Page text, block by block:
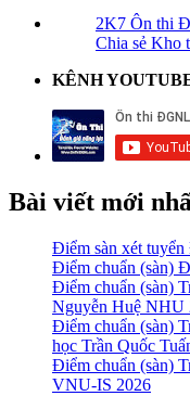
2K7 Ôn thi
Chia sẻ Kho
KÊNH
Bài viết mới
Điểm sàn xét
Điểm chuẩn (sàn)
Điểm chuẩn (sàn)
Nguyễn Huệ NHU
Điểm chuẩn (sàn)
học Trần Quốc
Điểm chuẩn (sàn)
VNU-IS 2026